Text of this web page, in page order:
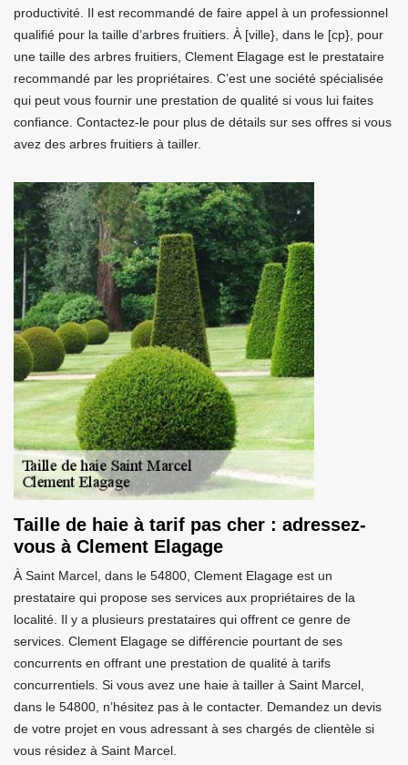
productivité. Il est recommandé de faire appel à un professionnel
qualifié pour la taille d’arbres fruitiers. À [ville}, dans le [cp}, pour
une taille des arbres fruitiers, Clement Elagage est le prestataire
recommandé par les propriétaires. C’est une société spécialisée
qui peut vous fournir une prestation de qualité si vous lui faites
confiance. Contactez-le pour plus de détails sur ses offres si vous
avez des arbres fruitiers à tailler.
Taille de haie à tarif pas cher : adressez-
vous à Clement Elagage
À Saint Marcel, dans le 54800, Clement Elagage est un
prestataire qui propose ses services aux propriétaires de la
localité. Il y a plusieurs prestataires qui offrent ce genre de
services. Clement Elagage se différencie pourtant de ses
concurrents en offrant une prestation de qualité à tarifs
concurrentiels. Si vous avez une haie à tailler à Saint Marcel,
dans le 54800, n’hésitez pas à le contacter. Demandez un devis
de votre projet en vous adressant à ses chargés de clientèle si
vous résidez à Saint Marcel.